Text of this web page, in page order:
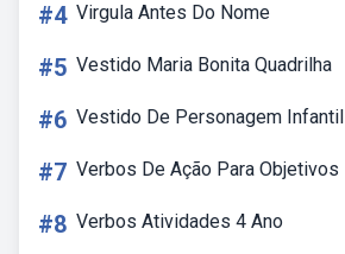
#4 Virgula Antes Do Nome
#5 Vestido Maria Bonita Quadrilha
#6 Vestido De Personagem Infantil
#7 Verbos De Ação Para Objetivos
#8 Verbos Atividades 4 Ano